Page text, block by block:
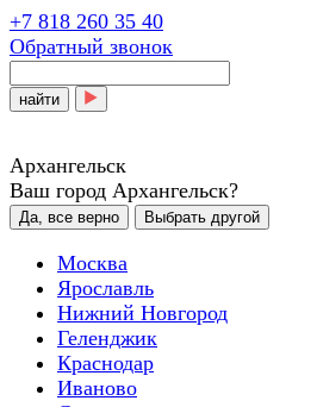
+7 818 260 35 40
Обратный звонок
найти
Архангельск
Ваш город Архангельск?
Да, все верно Выбрать другой
Москва
Ярославль
Нижний Новгород
Геленджик
Краснодар
Иваново